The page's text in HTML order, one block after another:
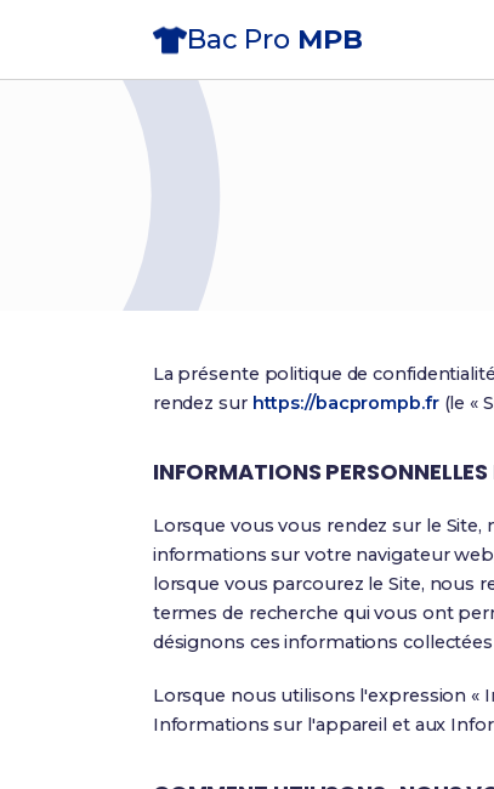
Bac Pro MPB
La présente politique de
rendez sur https://bacprompb.fr(le «
INFORMATIONS PERSONNELLES
Lorsque vous vous rendez sur le
informations sur votre navigateur
lorsque vous parcourez le Site, nous
termes de recherche qui vous ont
désignons ces informations
Lorsque nous utilisons l'expression «
Informations sur l'appareil et aux